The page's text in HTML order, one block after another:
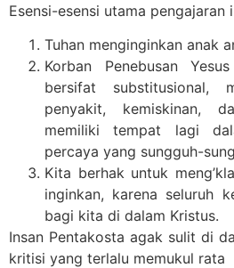
Esensi-esensi utama pengajaran
Tuhan menginginkan anak
Korban Penebusan
bersifat substitusional,
penyakit, kemiskinan,
memiliki tempat lagi
percaya yang sungguh-
Kita berhak untuk
inginkan, karena seluruh
bagi kita di dalam Kristus.
Insan Pentakosta agak sulit di
kritisi yang terlalu memukul rata